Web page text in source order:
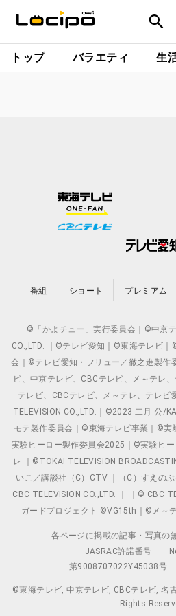
トップ バラエティ 生
番組 ショート プレミアム
©「かよチュー」実行委員会｜©中京
CO.,LTD. ｜©テレビ愛知｜©東海テレビ
会｜©テレビ愛知・フリュー／徹之進製
ビ、中京テレビ、CBCテレビ、メ～テレ
テレビ、CBCテレビ、メ～テレ、テレ
TELEVISION CO.,LTD.｜©2023 二月 公/
モテ製作委員会｜©東海テレビ事業｜©
実験ヒーロー製作委員会2025｜©実験ヒ
レ ｜©TOKAI TELEVISION
いこ／講談社（C）CTV ｜（C）すえの
CBC TELEVISION CO.,LTD. ｜ ｜© CBC
ガードプロジェクト ©VG15th｜©メ～
各ページに掲載の記事・写真の
JASRAC許諾番号
第9008707022Y45038号
©東海テレビ, 中京テレビ, CBCテレビ, 名
Rights